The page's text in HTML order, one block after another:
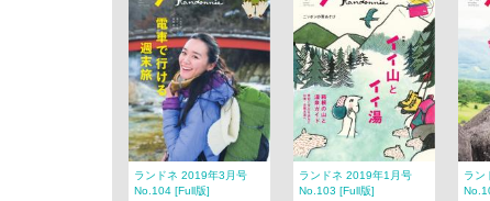
ランドネ 2019年3月号
No.104 [Full版]
ランドネ 2019年1月号
No.103 [Full版]
ラン